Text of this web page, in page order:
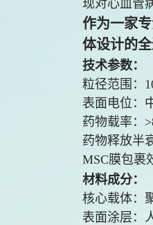
现对心血管
作为一家
体设计的
技术参数：
粒径范围：
表面电位：
药物载率：
药物释放半
MSC膜包裹
材料成分：
核心载体：
表面涂层：